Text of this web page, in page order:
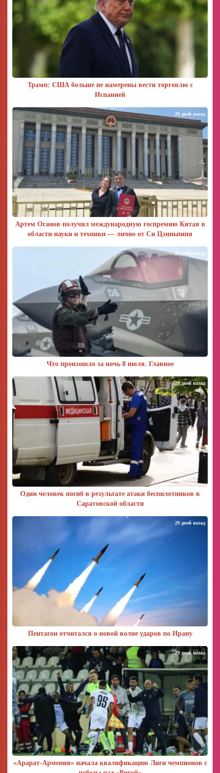
Трамп: США больше не намерены вести торговлю с
Испанией
Артем Оганов получил международную госпремию Китая в
области науки и техники — лично от Си Цзиньпиня
29 дней назад
Что произошло за ночь 8 июля. Главное
29 дней назад
Один человек погиб в результате атаки беспилотников в
Саратовской области
29 дней назад
Пентагон отчитался о новой волне ударов по Ирану
29 дней назад
«Арарат‑Армения» начала квалификацию Лиги чемпионов с
29 дней назад